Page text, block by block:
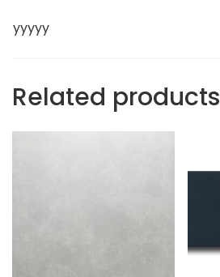
yyyyy
Related products